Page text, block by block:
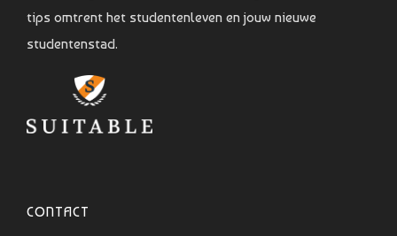
tips omtrent het studentenleven en jouw nieuwe
studentenstad.
CONTACT